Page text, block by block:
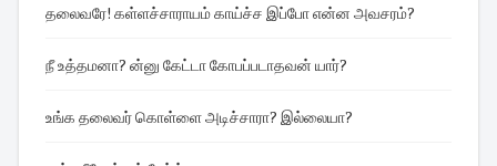
தலைவரே! கள்ளச்சாராயம் காய்ச்ச இப்போ என்ன அவசரம்?
நீ உத்தமனா? ன்னு கேட்டா கோபப்படாதவன் யார்?
உங்க தலைவர் கொள்ளை அடிச்சாரா? இல்லையா?